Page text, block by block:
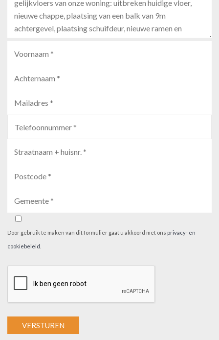
Door gebruik te maken van dit formulier gaat u akkoord met ons privacy- en
cookiebeleid